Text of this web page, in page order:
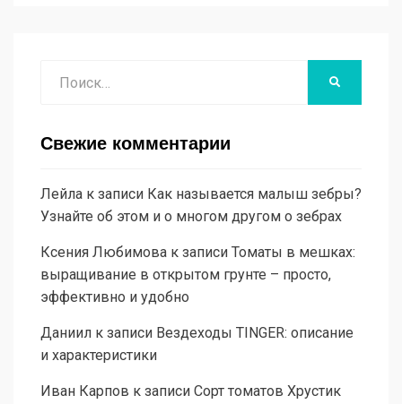
Свежие комментарии
Лейла к записи Как называется малыш зебры?
Узнайте об этом и о многом другом о зебрах
Ксения Любимова к записи Томаты в мешках:
выращивание в открытом грунте – просто,
эффективно и удобно
Даниил к записи Вездеходы TINGER: описание
и характеристики
Иван Карпов к записи Сорт томатов Хрустик